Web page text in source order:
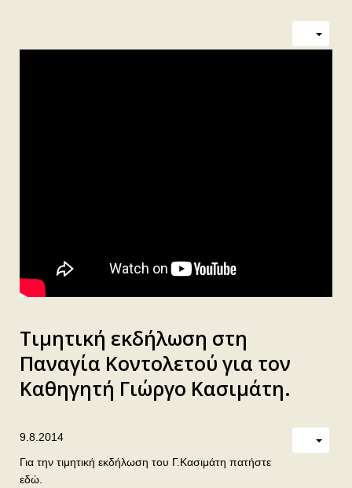
Τιμητική εκδήλωση στη
Παναγία Κοντολετού για τον
Καθηγητή Γιώργο Κασιμάτη.
9.8.2014
Για την τιμητική εκδήλωση του Γ.Κασιμάτη πατήστε
εδώ.